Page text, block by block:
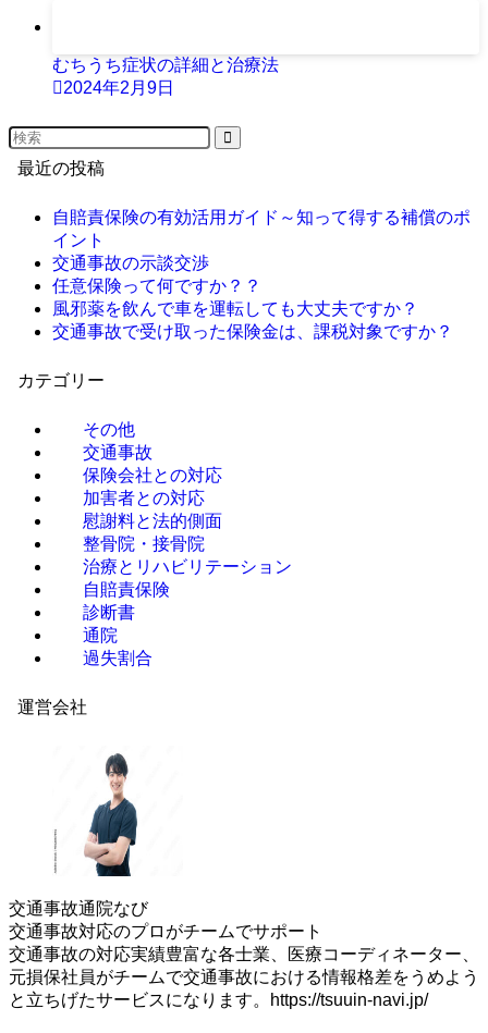
むちうち症状の詳細と治療法
2024年2月9日
最近の投稿
自賠責保険の有効活用ガイド～知って得する補償のポ
イント
交通事故の示談交渉
任意保険って何ですか？？
風邪薬を飲んで車を運転しても大丈夫ですか？
交通事故で受け取った保険金は、課税対象ですか？
カテゴリー
その他
交通事故
保険会社との対応
加害者との対応
慰謝料と法的側面
整骨院・接骨院
治療とリハビリテーション
自賠責保険
診断書
通院
過失割合
運営会社
交通事故通院なび
交通事故対応のプロがチームでサポート
交通事故の対応実績豊富な各士業、医療コーディネーター、
元損保社員がチームで交通事故における情報格差をうめよう
と立ちげたサービスになります。https://tsuuin-navi.jp/